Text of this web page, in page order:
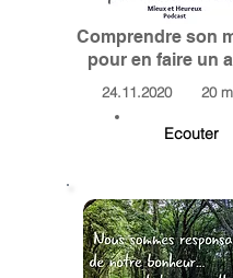
Comprendre son
pour en faire un
24.11.2020 20
Ecouter